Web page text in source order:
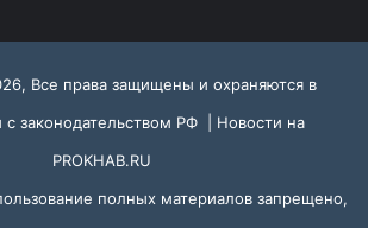
Все права защищены и охраняются в
с законодательством РФ | Новости на
PROKHAB.RU
полных материалов запрещено,